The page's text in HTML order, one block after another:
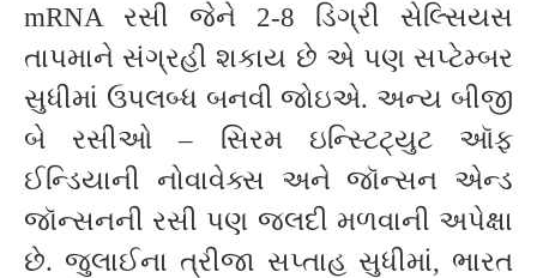
mRNA રસી જેને 2-8 ડિગ્રી સેલ્સિયસ
તાપમાને સંગ્રહી શકાય છે એ પણ સપ્ટેમ્બર
સુધીમાં ઉપલબ્ધ બનવી જોઇએ. અન્ય બીજી
બે રસીઓ – સિરમ ઇન્સ્ટિટ્યુટ ઑફ
ઈન્ડિયાની નોવાવેક્સ અને જૉન્સન એન્ડ
જૉન્સનની રસી પણ જલદી મળવાની અપેક્ષા
છે. જુલાઈના ત્રીજા સપ્તાહ સુધીમાં, ભારત